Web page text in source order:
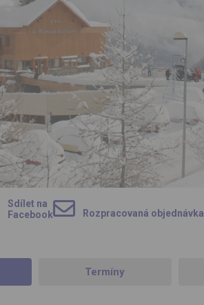
Sdílet na
Facebook
Rozpracovaná objednávka
Termíny